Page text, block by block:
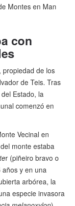
Montes en Man
con
propiedad de los
de Teis. Tras
Estado, la
comenzó en
Vecinal en
monte estaba
r (piñeiro bravo o
y en una
arbórea, la
especie invasora